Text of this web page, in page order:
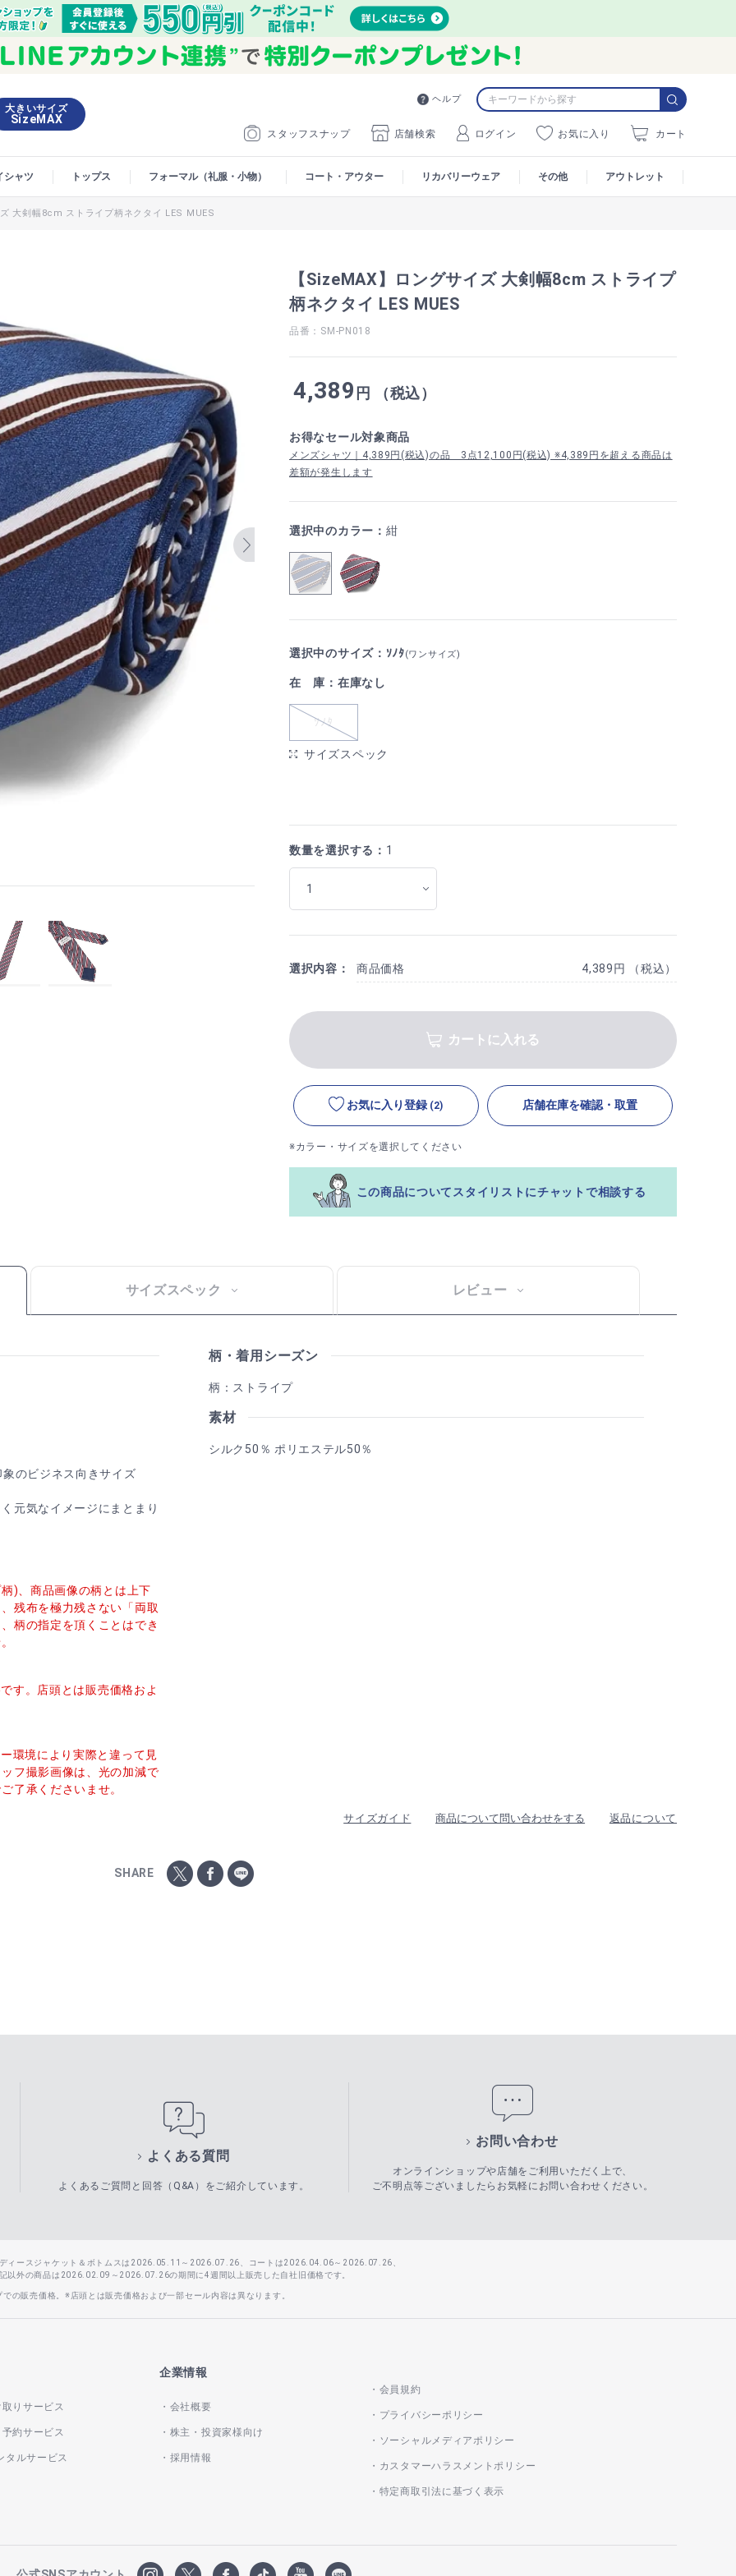
ヘルプ
スタッフスナップ 店舗検索 ログイン お気に入り カート
大きいサイズ
SizeMAX
シャツ トップス フォーマル（礼服・小物） コート・アウター リカバリーウェア その他 アウトレット
大剣幅8cm ストライプ柄ネクタイ LES MUES
【SizeMAX】ロングサイズ 大剣幅8cm ストライプ
柄ネクタイ LES MUES
品番：SM-PN018
4,389 円 （税込）
お得なセール対象商品
メンズシャツ｜4,389円(税込)の品 3点12,100円(税込) ※4,389円を超える商品は
差額が発生します
選択中のカラー： 紺
選択中のサイズ：ｿﾉﾀ(ワンサイズ)
在 庫：在庫なし
ｿﾉﾀ
サイズスペック
数量を選択する： 1
選択内容： 商品価格 4,389円 （税込）
カートに入れる
お気に入り登録 (2) 店舗在庫を確認・取置
※カラー・サイズを選択してください
この商品についてスタイリストにチャットで相談する
サイズスペック レビュー
のビジネス向きサイズ
元気なイメージにまとまり
)、商品画像の柄とは上下
残布を極力残さない「両取
柄の指定を頂くことはでき
す。店頭とは販売価格およ
環境により実際と違って見
フ撮影画像は、光の加減で
了承くださいませ。
柄・着用シーズン
柄：ストライプ
素材
シルク50％ ポリエステル50％
サイズガイド 商品について問い合わせをする 返品について
SHARE
よくある質問
よくあるご質問と回答（Q&A）をご紹介しています。
お問い合わせ
オンラインショップや店舗をご利用いただく上で、
ご不明点等ございましたらお気軽にお問い合わせください。
ィースジャケット＆ボトムスは2026.05.11～2026.07.26、コートは2026.04.06～2026.07.26、
以外の商品は2026.02.09～2026.07.26の期間に4週間以上販売した自社旧価格です。
の販売価格。※店頭とは販売価格および一部セール内容は異なります。
りサービス
約サービス
タルサービス
企業情報
会社概要
株主・投資家様向け
採用情報
会員規約
プライバシーポリシー
ソーシャルメディアポリシー
カスタマーハラスメントポリシー
特定商取引法に基づく表示